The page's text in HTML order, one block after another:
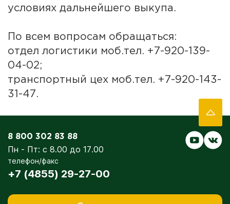
условиях дальнейшего выкупа.
По всем вопросам обращаться:
отдел логистики моб.тел. +7-920-139-
04-02;
транспортный цех моб.тел. +7-920-143-
31-47.
8 800 302 83 88
Пн - Пт: с 8.00 до 17.00
телефон/факс
+7 (4855) 29-27-00